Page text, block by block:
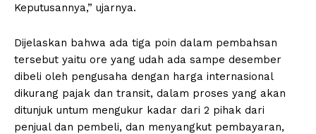
Keputusannya,” ujarnya.
Dijelaskan bahwa ada tiga poin dalam pembahsan
tersebut yaitu ore yang udah ada sampe desember
dibeli oleh pengusaha dengan harga internasional
dikurang pajak dan transit, dalam proses yang akan
ditunjuk untum mengukur kadar dari 2 pihak dari
penjual dan pembeli, dan menyangkut pembayaran,